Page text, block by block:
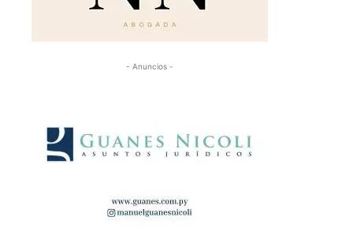
- Anuncios -